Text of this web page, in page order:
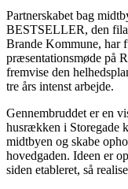
Partnerskabet bag
BESTSELLER, den
Brande Kommune, har
præsentationsmøde på
fremvise den
tre års intenst arbejde.
Gennembruddet er en
husrækken i Storegade
midtbyen og skabe
hovedgaden. Ideen er
siden etableret, så